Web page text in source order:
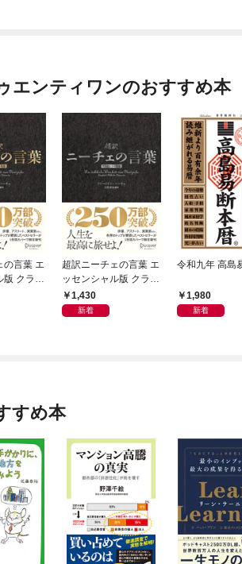
エンティワンのおすすめ本
の言葉 エ
版 クラシ
超訳ニーチェの言葉 エ
ッセンシャル版 クラシ
ックカバー銀箔
1,430
新着
令和九年 高島
1,980
新着
すめ本